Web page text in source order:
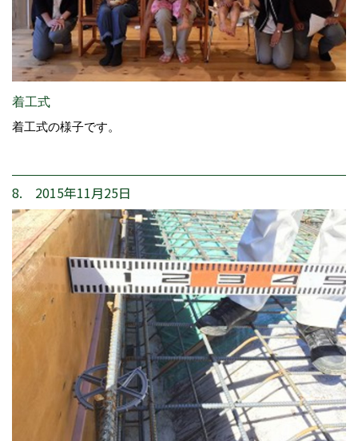
着工式
着工式の様子です。
8. 2015年11月25日